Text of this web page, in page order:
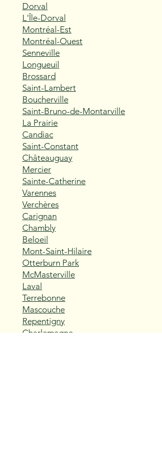
Dorval
L'Île-Dorval
Montréal-Est
Montréal-Ouest
Senneville
Longueuil
Brossard
Saint-Lambert
Boucherville
Saint-Bruno-de-Montarville
La Prairie
Candiac
Saint-Constant
Châteauguay
Mercier
Sainte-Catherine
Varennes
Verchères
Carignan
Chambly
Beloeil
Mont-Saint-Hilaire
Otterburn Park
McMasterville
Laval
Terrebonne
Mascouche
Repentigny
Charlemagne